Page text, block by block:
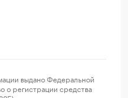
выдано Федеральной
о регистрации средства